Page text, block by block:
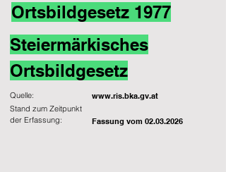
Ortsbildgesetz 1977
Steiermärkisches
Ortsbildgesetz
Quelle: www.ris.bka.gv.at
Fassung vom 02.03.2026
Stand zum Zeitpunkt
der Erfassung: